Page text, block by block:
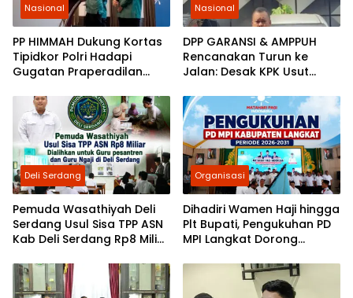
Nasional
PP HIMMAH Dukung Kortas
Tipidkor Polri Hadapi
Gugatan Praperadilan
Nasional
DPP GARANSI & AMPPUH
Rencanakan Turun ke
Jalan: Desak KPK Usut
Gembok Rp92,5 Miliar
Ditjenpas
Deli Serdang
Pemuda Wasathiyah Deli
Serdang Usul Sisa TPP ASN
Kab Deli Serdang Rp8 Miliar
Pesantren dan Guru Ngaji
Organisasi
Dihadiri Wamen Haji hingga
Plt Bupati, Pengukuhan PD
MPI Langkat Dorong
Sosial